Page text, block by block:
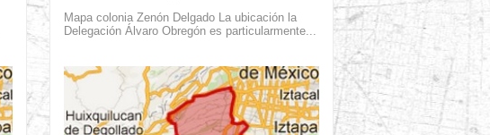
Mapa colonia Zenón Delgado La ubicación la
Delegación Álvaro Obregón es particularmente...